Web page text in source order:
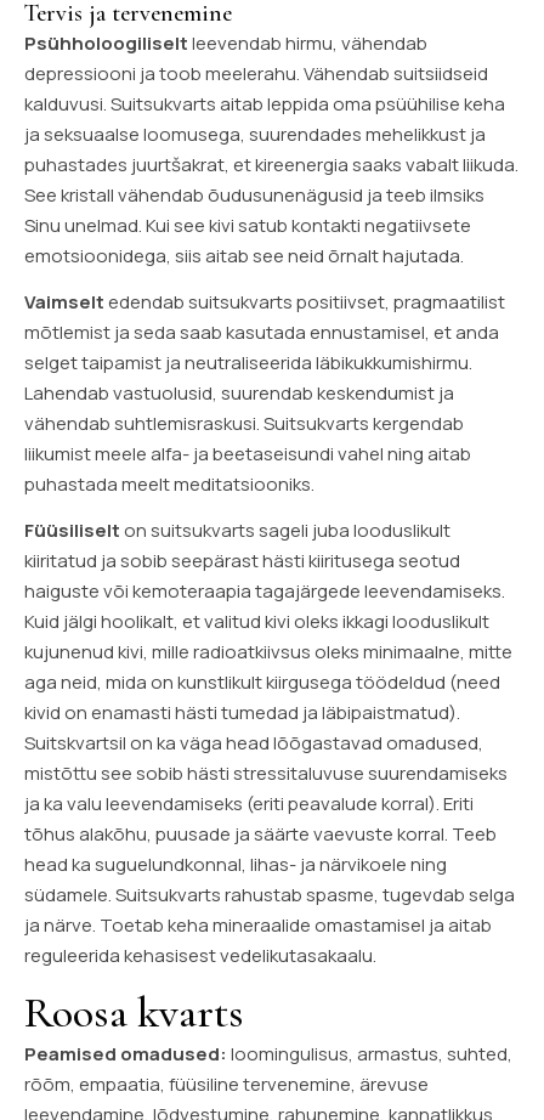
Tervis ja tervenemine
Psühholoogiliseltleevendab hirmu, vähendab
depressiooni ja toob meelerahu. Vähendab suitsiidseid
kalduvusi. Suitsukvarts aitab leppida oma psüühilise keha
ja seksuaalse loomusega, suurendades mehelikkust ja
puhastades juurtšakrat, et kireenergia saaks vabalt liikuda.
See kristall vähendab õudusunenägusid ja teeb ilmsiks
Sinu unelmad. Kui see kivi satub kontakti negatiivsete
emotsioonidega, siis aitab see neid õrnalt hajutada.
Vaimselt edendab suitsukvarts positiivset, pragmaatilist
mõtlemist ja seda saab kasutada ennustamisel, et anda
selget taipamist ja neutraliseerida läbikukkumishirmu.
Lahendab vastuolusid, suurendab keskendumist ja
vähendab suhtlemisraskusi. Suitsukvarts kergendab
liikumist meele alfa- ja beetaseisundi vahel ning aitab
puhastada meelt meditatsiooniks.
Füüsiliselt on suitsukvarts sageli juba looduslikult
kiiritatud ja sobib seepärast hästi kiiritusega seotud
haiguste või kemoteraapia tagajärgede leevendamiseks.
Kuid jälgi hoolikalt, et valitud kivi oleks ikkagi looduslikult
kujunenud kivi, mille radioatkiivsus oleks minimaalne, mitte
aga neid, mida on kunstlikult kiirgusega töödeldud (need
kivid on enamasti hästi tumedad ja läbipaistmatud).
Suitskvartsil on ka väga head lõõgastavad omadused,
mistõttu see sobib hästi stressitaluvuse suurendamiseks
ja ka valu leevendamiseks (eriti peavalude korral). Eriti
tõhus alakõhu, puusade ja säärte vaevuste korral. Teeb
head ka suguelundkonnal, lihas- ja närvikoele ning
südamele. Suitsukvarts rahustab spasme, tugevdab selga
ja närve. Toetab keha mineraalide omastamisel ja aitab
reguleerida kehasisest vedelikutasakaalu.
Roosa kvarts
Peamised omadused: loomingulisus, armastus, suhted,
rõõm, empaatia, füüsiline tervenemine, ärevuse